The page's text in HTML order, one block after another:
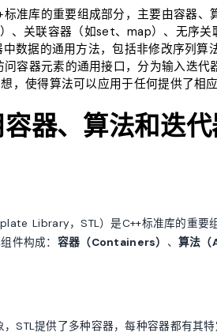
准库的重要组成部分，主要由容器、
、关联容器（如set、map）、无序
数据的通用方法，包括非修改序列
容器元素的通用接口，分为输入迭
，使得算法可以应用于任何提供了相
器、算法和迭
Library，STL）是C++标准库的重要
件构成： 容器（Containers） 、 算法（
STL提供了多种容器，每种容器都有其